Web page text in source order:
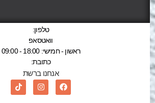
טלפון:
וואטסאפ
ראשון - חמישי: 18:00 - 09:00
כתובת:
אנחנו ברשת